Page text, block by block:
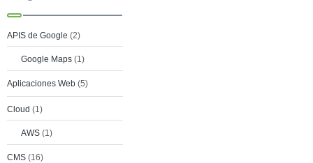
APIS de Google (2)
Google Maps (1)
Aplicaciones Web (5)
Cloud (1)
AWS (1)
CMS (16)